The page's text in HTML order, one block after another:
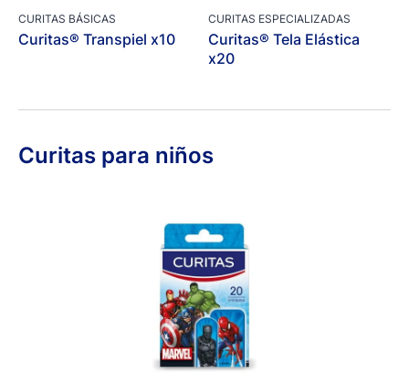
CURITAS BÁSICAS
Curitas® Transpiel x10
CURITAS ESPECIALIZADAS
Curitas® Tela Elástica
x20
Curitas para niños